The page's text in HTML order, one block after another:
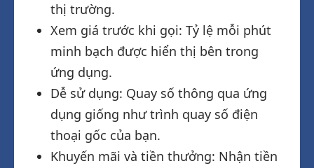
thị trường.
Xem giá trước khi gọi: Tỷ lệ mỗi phút
minh bạch được hiển thị bên trong
ứng dụng.
Dễ sử dụng: Quay số thông qua ứng
dụng giống như trình quay số điện
thoại gốc của bạn.
Khuyến mãi và tiền thưởng: Nhận tiền